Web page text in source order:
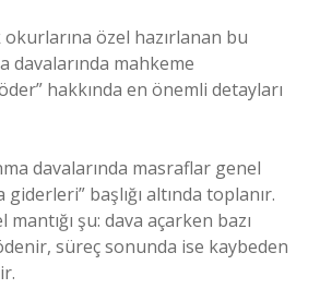
özel hazırlanan bu
davalarında mahkeme
hakkında en önemli detayları
davalarında masraflar genel
başlığı altında toplanır.
şu: dava açarken bazı
süreç sonunda ise kaybeden